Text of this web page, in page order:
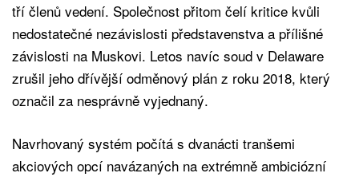
tří členů vedení. Společnost přitom čelí kritice kvůli
nedostatečné nezávislosti představenstva a přílišné
závislosti na Muskovi. Letos navíc soud v Delaware
zrušil jeho dřívější odměnový plán z roku 2018, který
označil za nesprávně vyjednaný.
Navrhovaný systém počítá s dvanácti tranšemi
akciových opcí navázaných na extrémně ambiciózní